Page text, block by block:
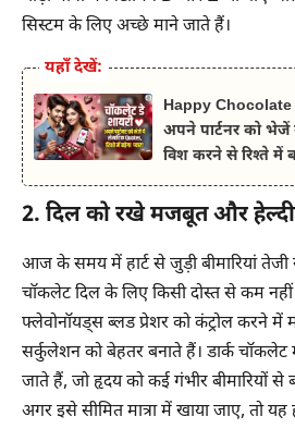
सिस्टम के लिए अच्छे माने जाते हैं।
यहाँ देखें:
Happy
अपने पार्टनर को भेजें
विश करने से रिश्ते में
2. दिल को रखे मजबूत और हेल्दी
आज के समय में हार्ट से जुड़ी बीमारियां तेजी
चॉकलेट दिल के लिए किसी दोस्त से कम
फ्लेवोनॉयड्स ब्लड प्रेशर को कंट्रोल करने
सर्कुलेशन को बेहतर बनाते हैं। डार्क चॉकलेट में
जाते हैं, जो हृदय को कई गंभीर बीमारियों से
अगर इसे सीमित मात्रा में खाया जाए, तो यह